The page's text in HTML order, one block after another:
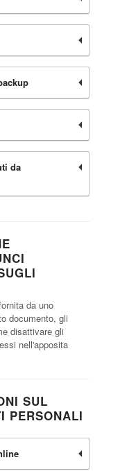
da
da uno
documento, gli
disattivare gli
nell'apposita
SUL
PERSONALI